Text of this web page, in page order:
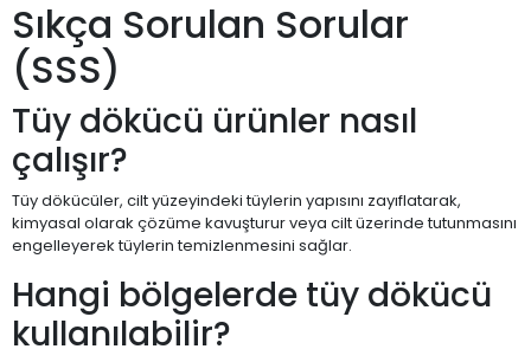
Sıkça Sorulan Sorular
(SSS)
Tüy dökücü ürünler nasıl
çalışır?
Tüy dökücüler, cilt yüzeyindeki tüylerin yapısını zayıflatarak,
kimyasal olarak çözüme kavuşturur veya cilt üzerinde tutunmasını
engelleyerek tüylerin temizlenmesini sağlar.
Hangi bölgelerde tüy dökücü
kullanılabilir?